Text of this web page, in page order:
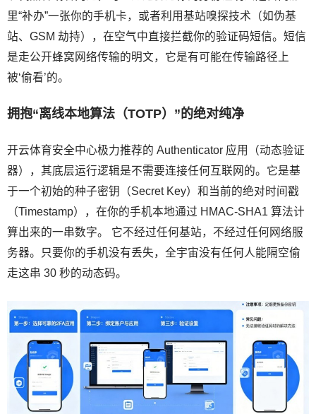
里“补办”一张你的手机卡，或者利用基站嗅探技术（如伪基
站、GSM 劫持），在空气中直接拦截你的验证码短信。短信
是走公开蜂窝网络传输的明文，它是有可能在传输路径上
被‘偷看’的。
拥抱“离线本地算法（TOTP）”的绝对纯净
开云体育安全中心极力推荐的 Authenticator 应用（动态验证
器），其底层运行逻辑是不需要连接任何互联网的。它是基
于一个初始的种子密钥（Secret Key）和当前的绝对时间戳
（Timestamp），在你的手机本地通过 HMAC-SHA1 算法计
算出来的一串数字。 它不经过任何基站，不经过任何网络服
务器。只要你的手机没有丢失，全宇宙没有任何人能隔空偷
走这串 30 秒的动态码。